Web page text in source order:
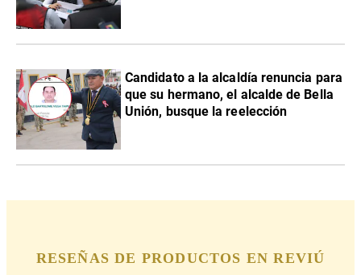
Candidato a la alcaldía renuncia para
que su hermano, el alcalde de Bella
Unión, busque la reelección